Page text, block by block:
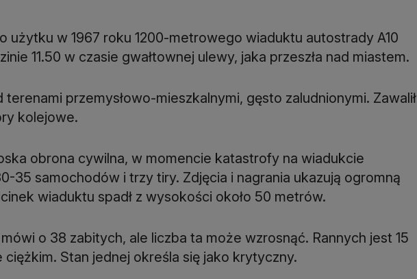
użytku w 1967 roku 1200-metrowego wiaduktu autostrady A10
11.50 w czasie gwałtownej ulewy, jaka przeszła nad miastem.
przemysłowo-mieszkalnymi, gęsto zaludnionymi. Zawalił
kolejowe.
obrona cywilna, w momencie katastrofy na wiadukcie
35 samochodów i trzy tiry. Zdjęcia i nagrania ukazują ogromną
wiaduktu spadł z wysokości około 50 metrów.
o 38 zabitych, ale liczba ta może wzrosnąć. Rannych jest 15
Stan jednej określa się jako krytyczny.